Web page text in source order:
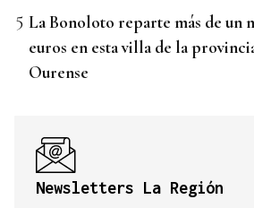
La Bonoloto reparte más de un
euros en esta villa de la
Ourense
Newsletters La Región